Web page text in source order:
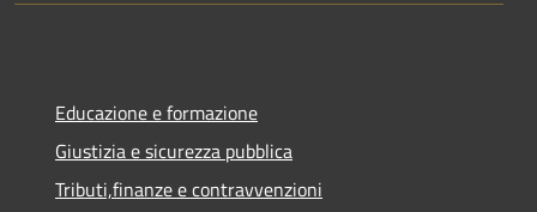
Educazione e formazione
Giustizia e sicurezza pubblica
Tributi,finanze e contravvenzioni